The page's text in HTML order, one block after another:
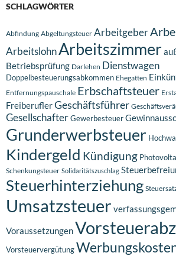
SCHLAGWÖRTER
Abfindung Abgeltungsteuer Arbeitgeber
ArbeitslohnArbeitszimmer
Betriebsprüfung Darlehen Dienstwagen
Doppelbesteuerungsabkommen Ehegatten
Entfernungspauschale Erbschaftsteuer
FreiberuflerGeschäftsführer
GesellschafterGewerbesteuer
Grunderwerbsteuer
Kindergeld Kündigung
Schenkungsteuer Solidaritätszuschlag
Steuerhinterziehung
Umsatzsteuer
Voraussetzungen
Vorsteuervergütung